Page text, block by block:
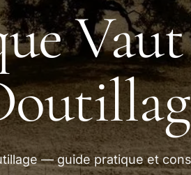
— guide pratique et